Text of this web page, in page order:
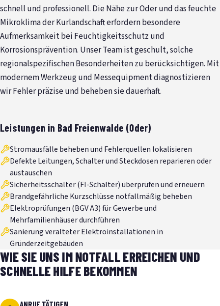
schnell und professionell. Die Nähe zur Oder und das feuchte
Mikroklima der Kurlandschaft erfordern besondere
Aufmerksamkeit bei Feuchtigkeitsschutz und
Korrosionsprävention. Unser Team ist geschult, solche
regionalspezifischen Besonderheiten zu berücksichtigen. Mit
modernem Werkzeug und Messequipment diagnostizieren
wir Fehler präzise und beheben sie dauerhaft.
Leistungen in Bad Freienwalde (Oder)
Stromausfälle beheben und Fehlerquellen lokalisieren
Defekte Leitungen, Schalter und Steckdosen reparieren oder
austauschen
Sicherheitsschalter (FI-Schalter) überprüfen und erneuern
Brandgefährliche Kurzschlüsse notfallmäßig beheben
Elektroprüfungen (BGV A3) für Gewerbe und
Mehrfamilienhäuser durchführen
Sanierung veralteter Elektroinstallationen in
Gründerzeitgebäuden
WIE SIE UNS IM NOTFALL ERREICHEN UND
SCHNELLE HILFE BEKOMMEN